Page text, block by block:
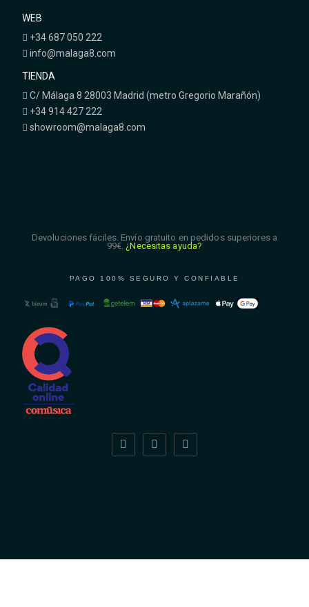
WEB
+34 687 050 222
info@malaga8.com
TIENDA
C/ Málaga 8 28003 Madrid (metro Gregorio Marañón)
+34 914 427 222
showroom@malaga8.com
Devoluciones fáciles. Envío gratuito en pedidos superiores a
99€. ¿Necesitas ayuda?
PAGO 100% SEGURO Y CONFIABLE